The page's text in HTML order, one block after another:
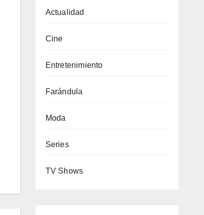
Actualidad
Cine
Entretenimiento
Farándula
Moda
Series
TV Shows